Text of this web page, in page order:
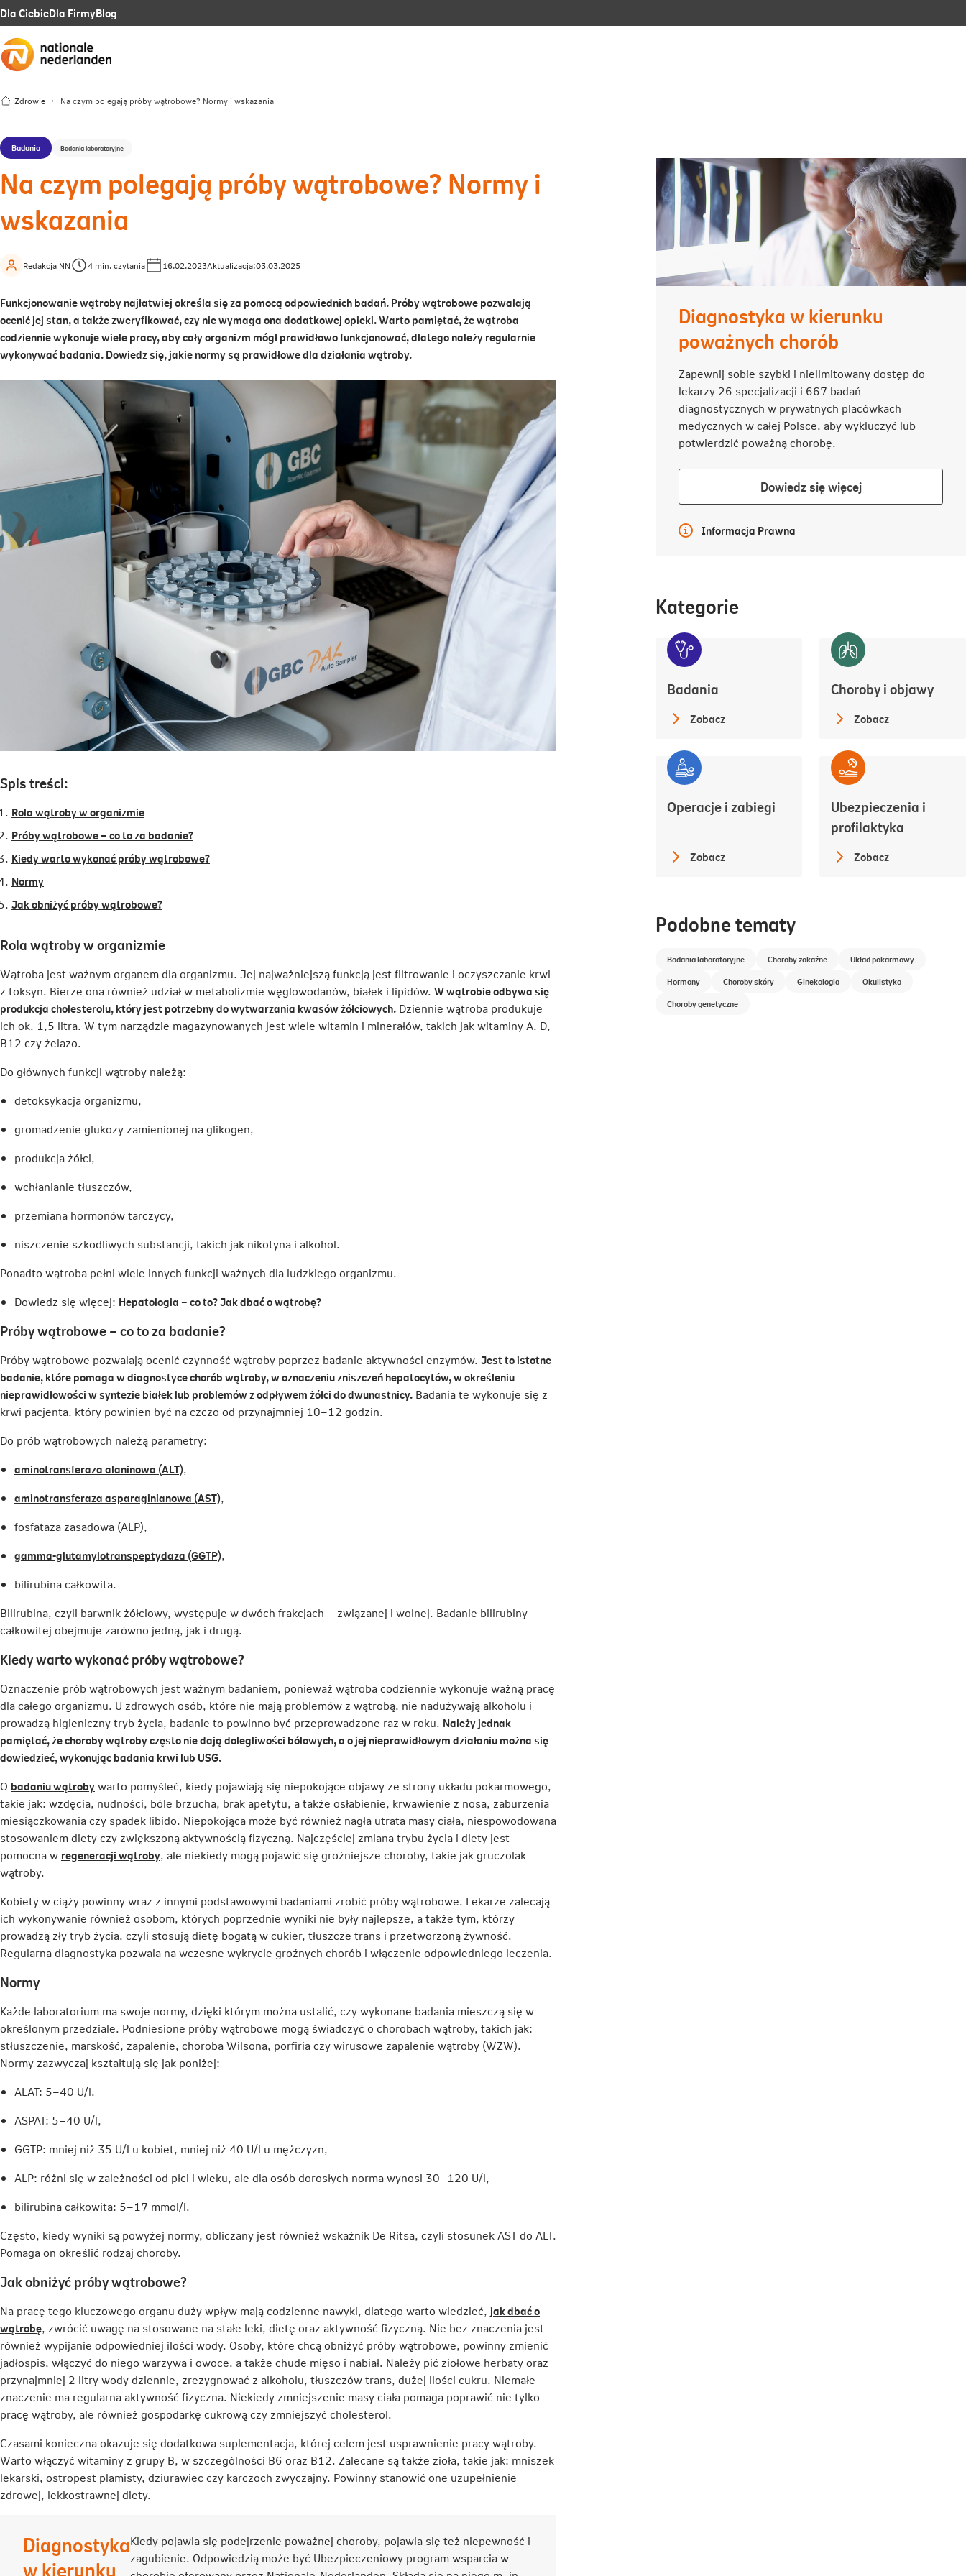
Dla CiebieLink
się
karcie
Dla FirmyLink
się
Blog
Zdrowie Na czym polegają próby wątrobowe? Normy i wskazania
Badania Badania laboratoryjne
Na czym polegają próby wątrobowe? Normy i
wskazania
Redakcja NN 4 min. czytania 16.02.2023Aktualizacja:03.03.2025
Funkcjonowanie wątroby najłatwiej określa się za pomocą odpowiednich badań. Próby wątrobowe pozwalają
ocenić jej stan, a także zweryfikować, czy nie wymaga ona dodatkowej opieki. Warto pamiętać, że wątroba
codziennie wykonuje wiele pracy, aby cały organizm mógł prawidłowo funkcjonować, dlatego należy regularnie
wykonywać badania. Dowiedz się, jakie normy są prawidłowe dla działania wątroby.
Spis treści:
Rola wątroby w organizmie
Próby wątrobowe – co to za badanie?
Kiedy warto wykonać próby wątrobowe?
Normy
Jak obniżyć próby wątrobowe?
Rola wątroby w organizmie
Wątroba jest ważnym organem dla organizmu. Jej najważniejszą funkcją jest filtrowanie i oczyszczanie krwi
z toksyn. Bierze ona również udział w metabolizmie węglowodanów, białek i lipidów. W wątrobie odbywa się
produkcja cholesterolu, który jest potrzebny do wytwarzania kwasów żółciowych. Dziennie wątroba produkuje
ich ok. 1,5 litra. W tym narządzie magazynowanych jest wiele witamin i minerałów, takich jak witaminy A, D,
B12 czy żelazo.
Do głównych funkcji wątroby należą:
detoksykacja organizmu,
gromadzenie glukozy zamienionej na glikogen,
produkcja żółci,
wchłanianie tłuszczów,
przemiana hormonów tarczycy,
niszczenie szkodliwych substancji, takich jak nikotyna i alkohol.
Ponadto wątroba pełni wiele innych funkcji ważnych dla ludzkiego organizmu.
Dowiedz się więcej: Hepatologia – co to? Jak dbać o wątrobę?Link
Próby wątrobowe – co to za badanie?
Próby wątrobowe pozwalają ocenić czynność wątroby poprzez badanie aktywności enzymów. Jest to istotne
badanie, które pomaga w diagnostyce chorób wątroby, w oznaczeniu zniszczeń hepatocytów, w określeniu
nieprawidłowości w syntezie białek lub problemów z odpływem żółci do dwunastnicy. Badania te wykonuje się z
krwi pacjenta, który powinien być na czczo od przynajmniej 10–12 godzin.
Do prób wątrobowych należą parametry:
aminotransferaza alaninowa (ALT)Link
się
karcie
,
aminotransferaza asparaginianowa (AST)Link
nowej
,
fosfataza zasadowa (ALP),
gamma-glutamylotranspeptydaza (GGTP)Link
karcie
,
bilirubina całkowita.
Bilirubina, czyli barwnik żółciowy, występuje w dwóch frakcjach – związanej i wolnej. Badanie bilirubiny
całkowitej obejmuje zarówno jedną, jak i drugą.
Kiedy warto wykonać próby wątrobowe?
Oznaczenie prób wątrobowych jest ważnym badaniem, ponieważ wątroba codziennie wykonuje ważną pracę
dla całego organizmu. U zdrowych osób, które nie mają problemów z wątrobą, nie nadużywają alkoholu i
prowadzą higieniczny tryb życia, badanie to powinno być przeprowadzone raz w roku. Należy jednak
pamiętać, że choroby wątroby często nie dają dolegliwości bólowych, a o jej nieprawidłowym działaniu można się
dowiedzieć, wykonując badania krwi lub USG.
O badaniu wątrobyLink
otwiera
się
w
nowej
warto pomyśleć, kiedy pojawiają się niepokojące objawy ze strony układu pokarmowego,
takie jak: wzdęcia, nudności, bóle brzucha, brak apetytu, a także osłabienie, krwawienie z nosa, zaburzenia
miesiączkowania czy spadek libido. Niepokojąca może być również nagła utrata masy ciała, niespowodowana
stosowaniem diety czy zwiększoną aktywnością fizyczną. Najczęściej zmiana trybu życia i diety jest
pomocna w regeneracji wątrobyLink
w
nowej
karcie
, ale niekiedy mogą pojawić się groźniejsze choroby, takie jak gruczolak
wątroby.
Kobiety w ciąży powinny wraz z innymi podstawowymi badaniami zrobić próby wątrobowe. Lekarze zalecają
ich wykonywanie również osobom, których poprzednie wyniki nie były najlepsze, a także tym, którzy
prowadzą zły tryb życia, czyli stosują dietę bogatą w cukier, tłuszcze trans i przetworzoną żywność.
Regularna diagnostyka pozwala na wczesne wykrycie groźnych chorób i włączenie odpowiedniego leczenia.
Normy
Każde laboratorium ma swoje normy, dzięki którym można ustalić, czy wykonane badania mieszczą się w
określonym przedziale. Podniesione próby wątrobowe mogą świadczyć o chorobach wątroby, takich jak:
stłuszczenie, marskość, zapalenie, choroba Wilsona, porfiria czy wirusowe zapalenie wątroby (WZW).
Normy zazwyczaj kształtują się jak poniżej:
ALAT: 5–40 U/l,
ASPAT: 5–40 U/l,
GGTP: mniej niż 35 U/l u kobiet, mniej niż 40 U/l u mężczyzn,
ALP: różni się w zależności od płci i wieku, ale dla osób dorosłych norma wynosi 30–120 U/l,
bilirubina całkowita: 5–17 mmol/l.
Często, kiedy wyniki są powyżej normy, obliczany jest również wskaźnik De Ritsa, czyli stosunek AST do ALT.
Pomaga on określić rodzaj choroby.
Jak obniżyć próby wątrobowe?
Na pracę tego kluczowego organu duży wpływ mają codzienne nawyki, dlatego warto wiedzieć, jak dbać o
wątrobęLink
otwiera
się
w
nowej
karcie
, zwrócić uwagę na stosowane na stałe leki, dietę oraz aktywność fizyczną. Nie bez znaczenia jest
również wypijanie odpowiedniej ilości wody. Osoby, które chcą obniżyć próby wątrobowe, powinny zmienić
jadłospis, włączyć do niego warzywa i owoce, a także chude mięso i nabiał. Należy pić ziołowe herbaty oraz
przynajmniej 2 litry wody dziennie, zrezygnować z alkoholu, tłuszczów trans, dużej ilości cukru. Niemałe
znaczenie ma regularna aktywność fizyczna. Niekiedy zmniejszenie masy ciała pomaga poprawić nie tylko
pracę wątroby, ale również gospodarkę cukrową czy zmniejszyć cholesterol.
Czasami konieczna okazuje się dodatkowa suplementacja, której celem jest usprawnienie pracy wątroby.
Warto włączyć witaminy z grupy B, w szczególności B6 oraz B12. Zalecane są także zioła, takie jak: mniszek
lekarski, ostropest plamisty, dziurawiec czy karczoch zwyczajny. Powinny stanowić one uzupełnienie
zdrowej, lekkostrawnej diety.
Diagnostyka
w kierunku
Kiedy pojawia się podejrzenie poważnej choroby, pojawia się też niepewność i
zagubienie. Odpowiedzią może być Ubezpieczeniowy program wsparcia w
Diagnostyka w kierunku
poważnych chorób
Zapewnij sobie szybki i nielimitowany dostęp do
lekarzy 26 specjalizacji i 667 badań
diagnostycznych w prywatnych placówkach
medycznych w całej Polsce, aby wykluczyć lub
potwierdzić poważną chorobę.
Dowiedz się więcejDowiedz
się
Więcej informacji
Informacja Prawna
Kategorie
Badania
Zobacz
Choroby i objawy
Zobacz
Operacje i zabiegi
Zobacz
Ubezpieczenia i
profilaktyka
Zobacz
Podobne tematy
Badania laboratoryjne Choroby zakaźne
Układ pokarmowy
Hormony
Choroby skóry Ginekologia
Okulistyka
Choroby genetyczne